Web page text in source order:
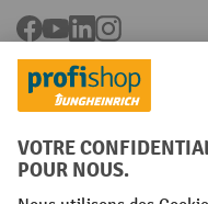
Facebook
YouTubeLinkedInInstagram
Langues
FR NL